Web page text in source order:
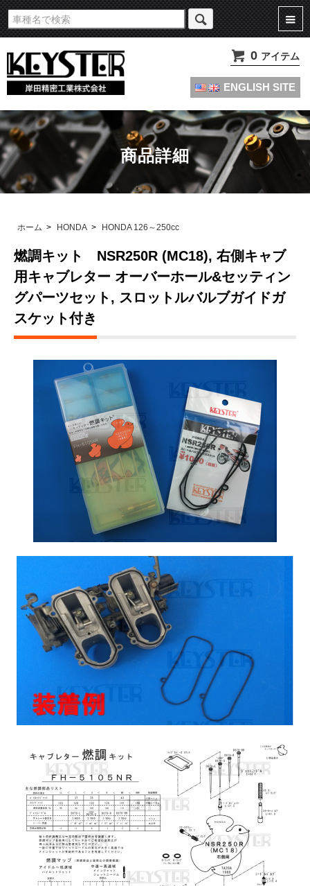
旧車・名車・絶版車キャブレターのオーバーホールやセッティングパーツは
KEYSTERの燃調キット
0 アイテム
ENGLISH SITE
商品詳細
ホーム > HONDA > HONDA 126～250cc
燃調キット NSR250R (MC18), 右側キャブ
用キャブレター オーバーホール&セッティン
グパーツセット, スロットルバルブガイドガ
スケット付き